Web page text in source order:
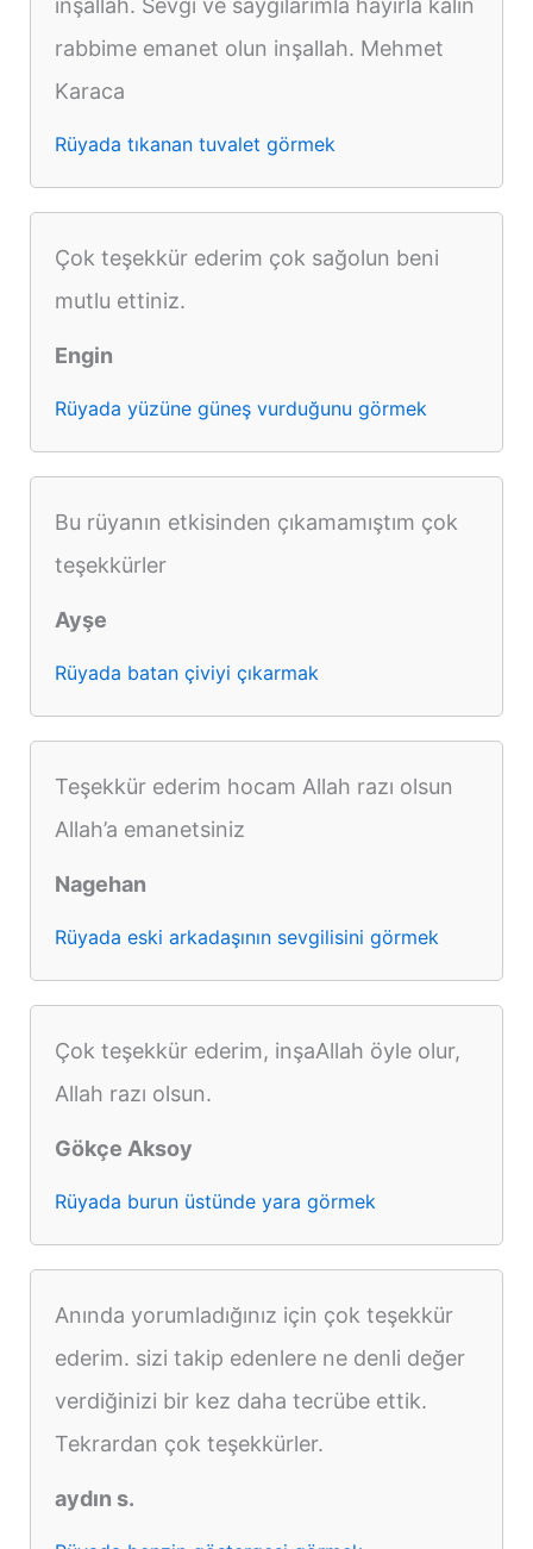
rabbime emanet olun inşallah. Mehmet
Karaca
Rüyada tıkanan tuvalet görmek
Çok teşekkür ederim çok sağolun beni
mutlu ettiniz.
Engin
Rüyada yüzüne güneş vurduğunu görmek
Bu rüyanın etkisinden çıkamamıştım çok
teşekkürler
Ayşe
Rüyada batan çiviyi çıkarmak
Teşekkür ederim hocam Allah razı olsun
Allah’a emanetsiniz
Nagehan
Rüyada eski arkadaşının sevgilisini görmek
Çok teşekkür ederim, inşaAllah öyle olur,
Allah razı olsun.
Gökçe Aksoy
Rüyada burun üstünde yara görmek
Anında yorumladığınız için çok teşekkür
ederim. sizi takip edenlere ne denli değer
verdiğinizi bir kez daha tecrübe ettik.
Tekrardan çok teşekkürler.
aydın s.